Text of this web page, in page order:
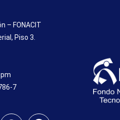
– FONACIT
Piso 3.
7